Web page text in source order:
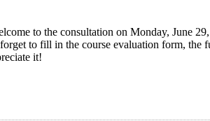
to the consultation on Monday, June
to fill in the course evaluation form, the
it!